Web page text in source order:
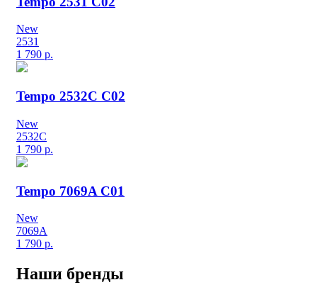
New
2531
1 790 р.
Tempo 2532C C02
New
2532C
1 790 р.
Tempo 7069A C01
New
7069A
1 790 р.
Наши бренды